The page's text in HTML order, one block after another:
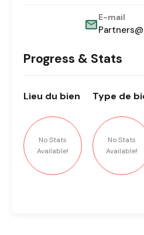
E-mail
Progress & Stats
Lieu du bien
No Stats
Available!
Type de
No Stats
Available!